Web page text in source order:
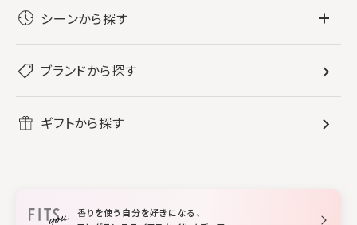
レディース香水
メンズ香水
ボディミスト・スプレー
バス・ボディケア
すべてのバス・ボディケア
ボディ・ハンドクリーム
入浴剤
ホームフレグランス
ルームフレグランス
スタイリング
シーンから探す
リフレッシュしたい
ブランドから探す
ギフトから探す
香りを使う自分を好きになる、